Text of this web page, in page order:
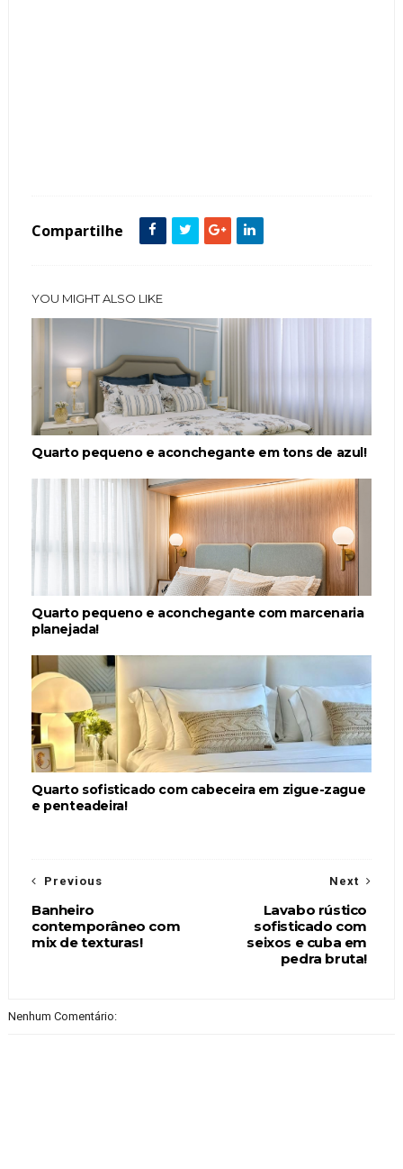
Compartilhe
YOU MIGHT ALSO LIKE
Quarto pequeno e aconchegante em tons de azul!
Quarto pequeno e aconchegante com marcenaria
planejada!
Quarto sofisticado com cabeceira em zigue-zague
e penteadeira!
Next
Lavabo rústico
sofisticado com
seixos e cuba em
pedra bruta!
Previous
Banheiro
contemporâneo com
mix de texturas!
Nenhum Comentário: